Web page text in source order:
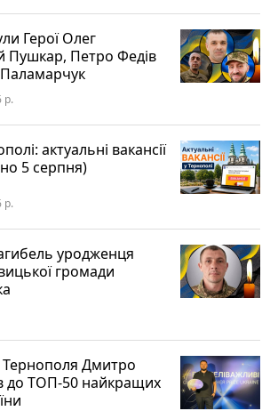
Герої Олег
Пушкар, Петро Федів
р.
актуальні вакансії
5 серпня)
р.
уродженця
громади
Тернополя Дмитро
до ТОП-50 найкращих